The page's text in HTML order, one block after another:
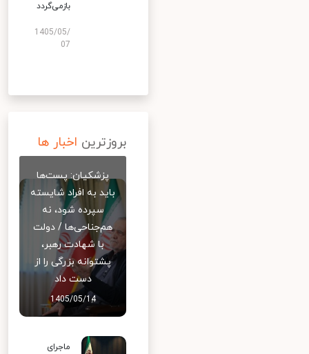
بازمی‌گردد
1405/05/
07
بروزترین اخبار ها
پزشکیان: پست‌ها
باید به افراد شایسته
سپرده شود، نه
هم‌جناحی‌ها / دولت
با شهادت رهبر،
پشتوانه بزرگی را از
دست داد
1405/05/14
ماجرای